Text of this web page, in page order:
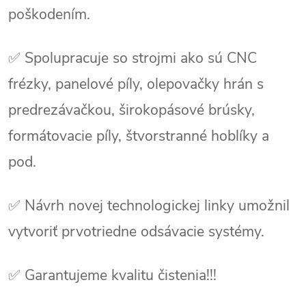
poškodením.
✅ Spolupracuje so strojmi ako sú CNC
frézky, panelové píly, olepovačky hrán s
predrezávačkou, širokopásové brúsky,
formátovacie píly, štvorstranné hoblíky a
pod.
✅ Návrh novej technologickej linky umožnil
vytvoriť prvotriedne odsávacie systémy.
✅ Garantujeme kvalitu čistenia!!!